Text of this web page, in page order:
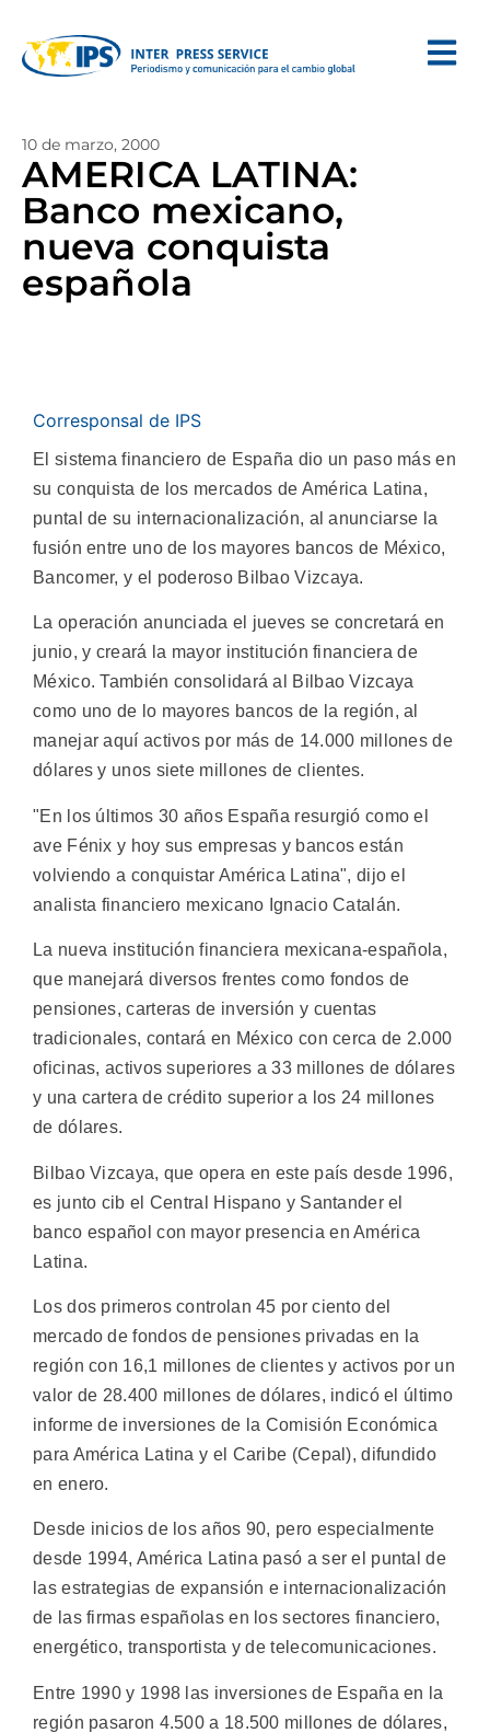
10 de marzo, 2000
AMERICA LATINA:
Banco mexicano,
nueva conquista
española
Corresponsal de IPS
El sistema financiero de España dio un paso más en
su conquista de los mercados de América Latina,
puntal de su internacionalización, al anunciarse la
fusión entre uno de los mayores bancos de México,
Bancomer, y el poderoso Bilbao Vizcaya.
La operación anunciada el jueves se concretará en
junio, y creará la mayor institución financiera de
México. También consolidará al Bilbao Vizcaya
como uno de lo mayores bancos de la región, al
manejar aquí activos por más de 14.000 millones de
dólares y unos siete millones de clientes.
"En los últimos 30 años España resurgió como el
ave Fénix y hoy sus empresas y bancos están
volviendo a conquistar América Latina", dijo el
analista financiero mexicano Ignacio Catalán.
La nueva institución financiera mexicana-española,
que manejará diversos frentes como fondos de
pensiones, carteras de inversión y cuentas
tradicionales, contará en México con cerca de 2.000
oficinas, activos superiores a 33 millones de dólares
y una cartera de crédito superior a los 24 millones
de dólares.
Bilbao Vizcaya, que opera en este país desde 1996,
es junto cib el Central Hispano y Santander el
banco español con mayor presencia en América
Latina.
Los dos primeros controlan 45 por ciento del
mercado de fondos de pensiones privadas en la
región con 16,1 millones de clientes y activos por un
valor de 28.400 millones de dólares, indicó el último
informe de inversiones de la Comisión Económica
para América Latina y el Caribe (Cepal), difundido
en enero.
Desde inicios de los años 90, pero especialmente
desde 1994, América Latina pasó a ser el puntal de
las estrategias de expansión e internacionalización
de las firmas españolas en los sectores financiero,
energético, transportista y de telecomunicaciones.
Entre 1990 y 1998 las inversiones de España en la
región pasaron 4.500 a 18.500 millones de dólares,